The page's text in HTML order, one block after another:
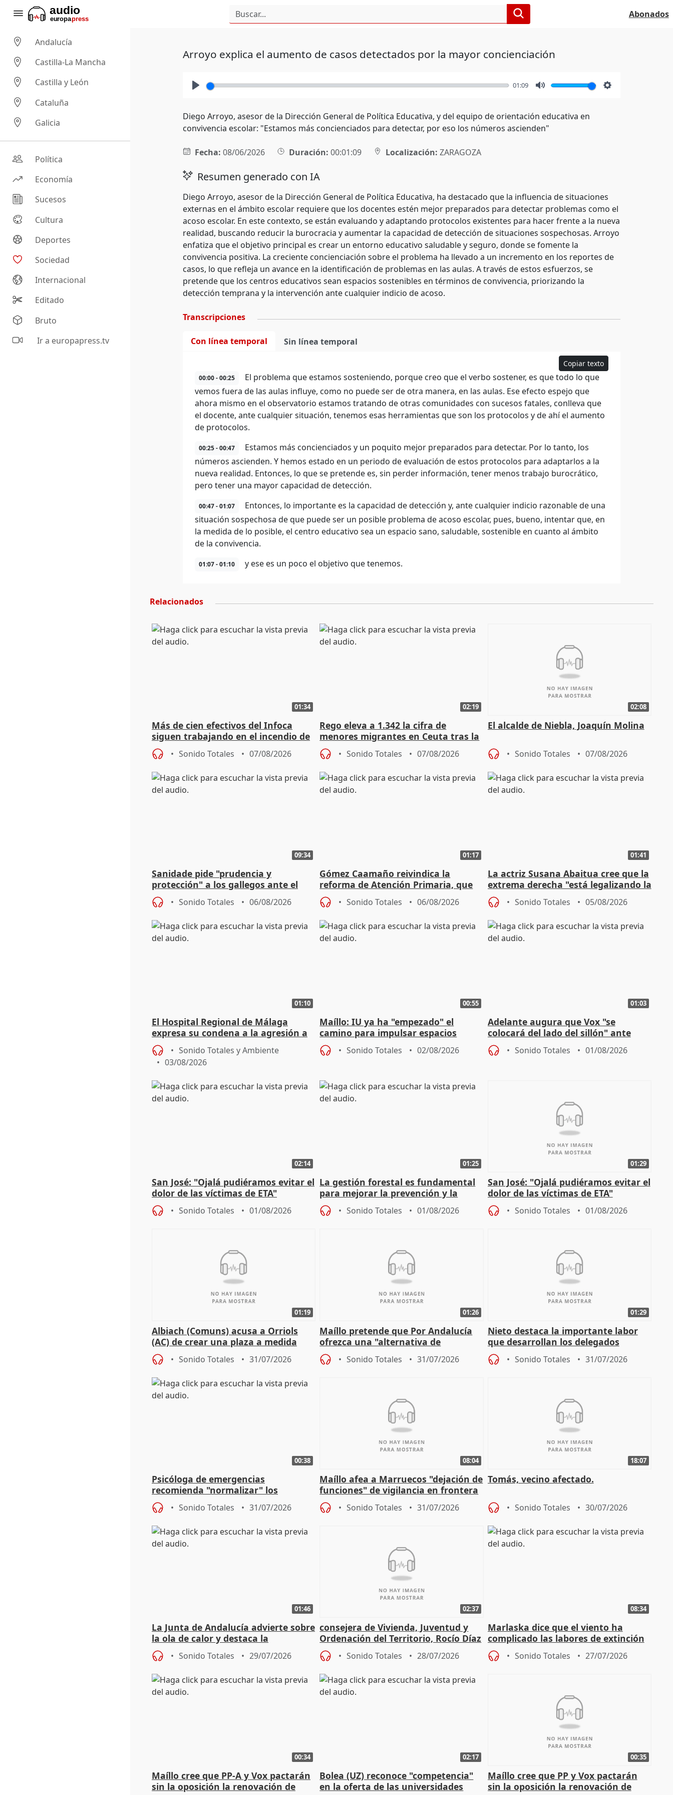
Abonados
Andalucía
Castilla-La Mancha
Castilla y León
Cataluña
Galicia
Política
Economía
Sucesos
Cultura
Deportes
Sociedad
Internacional
Editado
Bruto
Ir a europapress.tv
Arroyo explica el aumento de casos detectados por la mayor concienciación
01:09
Diego Arroyo, asesor de la Dirección General de Política Educativa, y del equipo de orientación educativa en
convivencia escolar: "Estamos más concienciados para detectar, por eso los números ascienden"
Fecha: 08/06/2026 Duración: 00:01:09 Localización: ZARAGOZA
Resumen generado con IA
Diego Arroyo, asesor de la Dirección General de Política Educativa, ha destacado que la influencia de situaciones
externas en el ámbito escolar requiere que los docentes estén mejor preparados para detectar problemas como el
acoso escolar. En este contexto, se están evaluando y adaptando protocolos existentes para hacer frente a la nueva
realidad, buscando reducir la burocracia y aumentar la capacidad de detección de situaciones sospechosas. Arroyo
enfatiza que el objetivo principal es crear un entorno educativo saludable y seguro, donde se fomente la
convivencia positiva. La creciente concienciación sobre el problema ha llevado a un incremento en los reportes de
casos, lo que refleja un avance en la identificación de problemas en las aulas. A través de estos esfuerzos, se
pretende que los centros educativos sean espacios sostenibles en términos de convivencia, priorizando la
detección temprana y la intervención ante cualquier indicio de acoso.
Transcripciones
Con línea temporal Sin línea temporal
Copiar texto
00:00 - 00:25
El problema que estamos sosteniendo, porque creo que el verbo sostener, es que todo lo que
vemos fuera de las aulas influye, como no puede ser de otra manera, en las aulas. Ese efecto espejo que
ahora mismo en el observatorio estamos tratando de otras comunidades con sucesos fatales, conlleva que
el docente, ante cualquier situación, tenemos esas herramientas que son los protocolos y de ahí el aumento
de protocolos.
00:25 - 00:47
Estamos más concienciados y un poquito mejor preparados para detectar. Por lo tanto, los
números ascienden. Y hemos estado en un periodo de evaluación de estos protocolos para adaptarlos a la
nueva realidad. Entonces, lo que se pretende es, sin perder información, tener menos trabajo burocrático,
pero tener una mayor capacidad de detección.
00:47 - 01:07
Entonces, lo importante es la capacidad de detección y, ante cualquier indicio razonable de una
situación sospechosa de que puede ser un posible problema de acoso escolar, pues, bueno, intentar que, en
la medida de lo posible, el centro educativo sea un espacio sano, saludable, sostenible en cuanto al ámbito
de la convivencia.
01:07 - 01:10 y ese es un poco el objetivo que tenemos.
Relacionados
01:34
Más de cien efectivos del Infoca
siguen trabajando en el incendio de
Niebla (Huelva)
Sonido Totales 07/08/2026
02:19
Rego eleva a 1.342 la cifra de
menores migrantes en Ceuta tras la
entrada masiva
Sonido Totales 07/08/2026
02:08
El alcalde de Niebla, Joaquín Molina
Sonido Totales 07/08/2026
09:34
Sanidade pide "prudencia y
protección" a los gallegos ante el
eclipse del 12 de agosto
Sonido Totales 06/08/2026
01:17
Gómez Caamaño reivindica la
reforma de Atención Primaria, que
reforzará la autogestión
Sonido Totales 06/08/2026
01:41
La actriz Susana Abaitua cree que la
extrema derecha "está legalizando la
homofobia"
Sonido Totales 05/08/2026
01:10
El Hospital Regional de Málaga
expresa su condena a la agresión a
dos enfermeras de Urgencias
Sonido Totales y Ambiente
03/08/2026
00:55
Maíllo: IU ya ha "empezado" el
camino para impulsar espacios
unitarios para las municipales
Sonido Totales 02/08/2026
01:03
Adelante augura que Vox "se
colocará del lado del sillón" ante
iniciativas de la oposición
Sonido Totales 01/08/2026
02:14
San José: "Ojalá pudiéramos evitar el
dolor de las víctimas de ETA"
Sonido Totales 01/08/2026
01:25
La gestión forestal es fundamental
para mejorar la prevención y la
actuación frente a incendios
Sonido Totales 01/08/2026
01:29
San José: "Ojalá pudiéramos evitar el
dolor de las víctimas de ETA"
Sonido Totales 01/08/2026
01:19
Albiach (Comuns) acusa a Orriols
(AC) de crear una plaza a medida
para su hija en Ripoll (Girona)
Sonido Totales 31/07/2026
01:26
Maíllo pretende que Por Andalucía
ofrezca una "alternativa de
gobierno" con su labor de oposición
Sonido Totales 31/07/2026
01:29
Nieto destaca la importante labor
que desarrollan los delegados
territoriales de la Junta
Sonido Totales 31/07/2026
00:38
Psicóloga de emergencias
recomienda "normalizar" los
síntomas tras sufrir un incendio
Sonido Totales 31/07/2026
08:04
Maíllo afea a Marruecos "dejación de
funciones" de vigilancia en frontera
con Ceuta
Sonido Totales 31/07/2026
18:07
Tomás, vecino afectado.
Sonido Totales 30/07/2026
01:46
La Junta de Andalucía advierte sobre
la ola de calor y destaca la
importancia de la prevención
Sonido Totales 29/07/2026
02:37
consejera de Vivienda, Juventud y
Ordenación del Territorio, Rocío Díaz
Sonido Totales 28/07/2026
08:34
Marlaska dice que el viento ha
complicado las labores de extinción
durante la madrugada
Sonido Totales 27/07/2026
00:34
Maíllo cree que PP-A y Vox pactarán
sin la oposición la renovación de
02:17
Bolea (UZ) reconoce "competencia"
en la oferta de las universidades
00:35
Maíllo cree que PP y Vox pactarán
sin la oposición la renovación de